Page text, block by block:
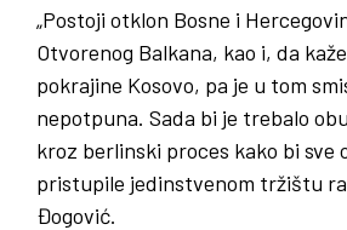
„Postoji otklon Bosne i
Otvorenog Balkana, kao i, da
pokrajine Kosovo, pa je u tom
nepotpuna. Sada bi je trebalo
kroz berlinski proces kako bi sve
pristupile jedinstvenom tržištu
Đogović.